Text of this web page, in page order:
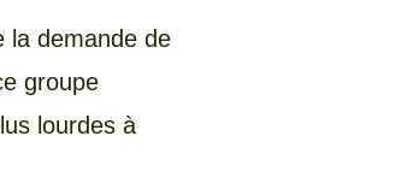
la demande de
groupe
lourdes à